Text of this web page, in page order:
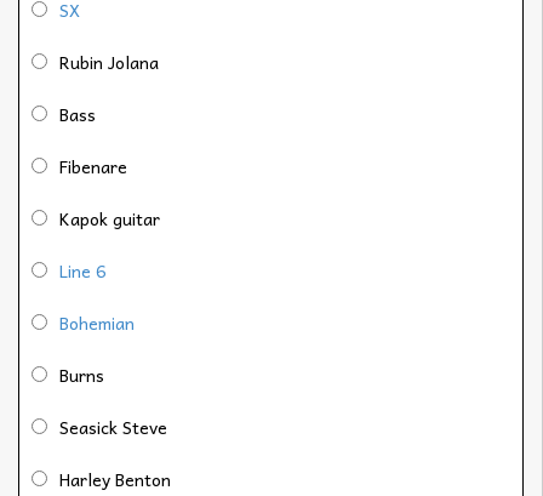
SX
Rubin Jolana
Bass
Fibenare
Kapok guitar
Line 6
Bohemian
Burns
Seasick Steve
Harley Benton